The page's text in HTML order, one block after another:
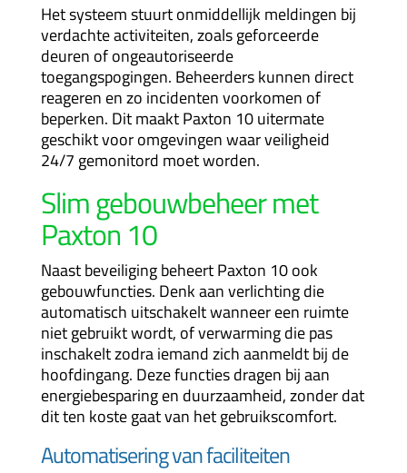
Het systeem stuurt onmiddellijk meldingen bij
verdachte activiteiten, zoals geforceerde
deuren of ongeautoriseerde
toegangspogingen. Beheerders kunnen direct
reageren en zo incidenten voorkomen of
beperken. Dit maakt Paxton 10 uitermate
geschikt voor omgevingen waar veiligheid
24/7 gemonitord moet worden.
Slim gebouwbeheer met
Paxton 10
Naast beveiliging beheert Paxton 10 ook
gebouwfuncties. Denk aan verlichting die
automatisch uitschakelt wanneer een ruimte
niet gebruikt wordt, of verwarming die pas
inschakelt zodra iemand zich aanmeldt bij de
hoofdingang. Deze functies dragen bij aan
energiebesparing en duurzaamheid, zonder dat
dit ten koste gaat van het gebruikscomfort.
Automatisering van faciliteiten